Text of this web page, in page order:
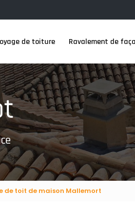
de toiture Ravalement de
de toit de maison Mallemort